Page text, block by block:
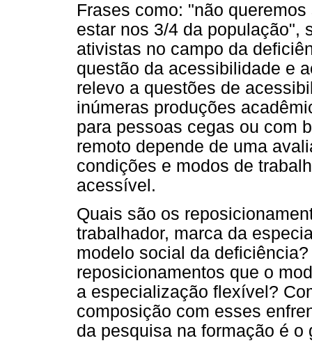
Frases como: "não
estar nos 3/4 da população",
ativistas no campo da
questão da acessibilidade e
relevo a questões de
inúmeras produções
para pessoas cegas ou com
remoto depende de uma
condições e modos de
acessível.
Quais são os
trabalhador, marca da
modelo social da
reposicionamentos que o
a especialização flexível?
composição com esses
da pesquisa na formação é